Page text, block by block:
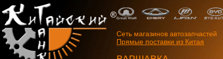
Сеть магазинов автозапчастей
Прямые поставки из Китая